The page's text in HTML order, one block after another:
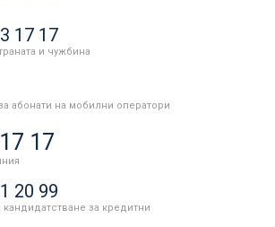
17 17
и чужбина
абонати на мобилни оператори
17
20 99
за кредитни